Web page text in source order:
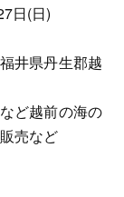
(日)
井県丹生郡越
ど越前の海の
売など